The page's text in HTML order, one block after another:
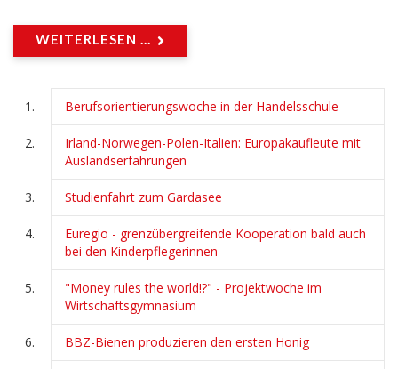
WEITERLESEN ...
Berufsorientierungswoche in der Handelsschule
Irland-Norwegen-Polen-Italien: Europakaufleute mit
Auslandserfahrungen
Studienfahrt zum Gardasee
Euregio - grenzübergreifende Kooperation bald auch
bei den Kinderpflegerinnen
"Money rules the world!?" - Projektwoche im
Wirtschaftsgymnasium
BBZ-Bienen produzieren den ersten Honig